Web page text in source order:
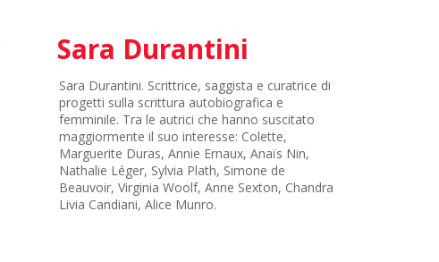
Sara Durantini
Sara Durantini. Scrittrice, saggista e curatrice di
progetti sulla scrittura autobiografica e
femminile. Tra le autrici che hanno suscitato
maggiormente il suo interesse: Colette,
Marguerite Duras, Annie Ernaux, Anaïs Nin,
Nathalie Léger, Sylvia Plath, Simone de
Beauvoir, Virginia Woolf, Anne Sexton, Chandra
Livia Candiani, Alice Munro.